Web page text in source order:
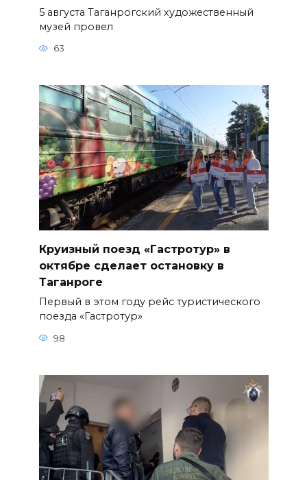
5 августа Таганрогский художественный
музей провел
63
Круизный поезд «Гастротур» в
октябре сделает остановку в
Таганроге
Первый в этом году рейс туристического
поезда «Гастротур»
98